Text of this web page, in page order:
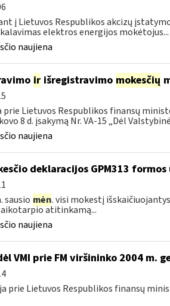
į Lietuvos Respublikos akcizų
elektros energijos mokėtojus...
naujiena
irišregistravimo mokesčių
prie Lietuvos Respublikos finansų
8 d. įsakymą Nr. VA-15 „Dėl
naujiena
deklaracijos GPM313
sausio mėn. visi mokestį
atitinkamą...
naujiena
VMI prie FM viršininko 2004 m.
prie Lietuvos Respublikos finansų